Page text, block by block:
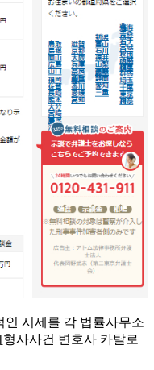
인 시세를 각 법률사무소
사사건 변호사 카탈로